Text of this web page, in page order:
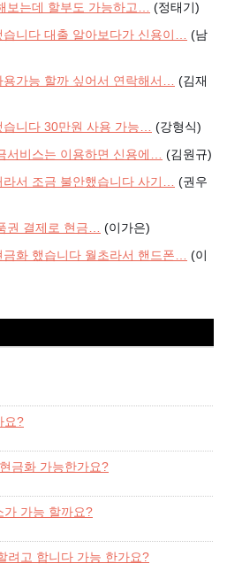
보는데 할부도 가능하고… (정태기)
습니다 대출 알아보다가 신용이… (남
용가능 할까 싶어서 연락해서… (김재
습니다 30만원 사용 가능… (강형식)
서비스는 이용하면 신용에… (김원규)
라서 조금 불안했습니다 사기… (권우
권 결제로 현금… (이가은)
금화 했습니다 월초라서 핸드폰… (이
요?
금화 가능한가요?
가 가능 할까요?
려고 합니다 가능 한가요?